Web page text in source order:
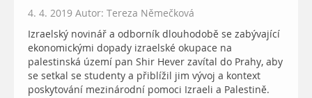
4. 4. 2019 Autor: Tereza Němečková
Izraelský novinář a odborník dlouhodobě se zabývající
ekonomickými dopady izraelské okupace na
palestinská území pan Shir Hever zavítal do Prahy, aby
se setkal se studenty a přiblížil jim vývoj a kontext
poskytování mezinárodní pomoci Izraeli a Palestině.